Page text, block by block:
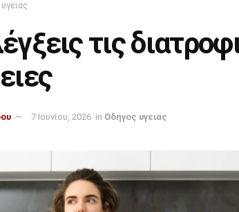
τις
7 Ιουνίου, 2026 in Οδηγος υγειας